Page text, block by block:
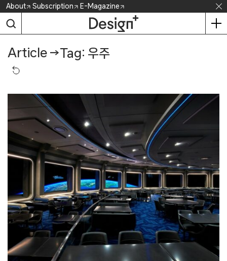
Skip
content
About Subscription E-Magazine
Article →Tag: 우주